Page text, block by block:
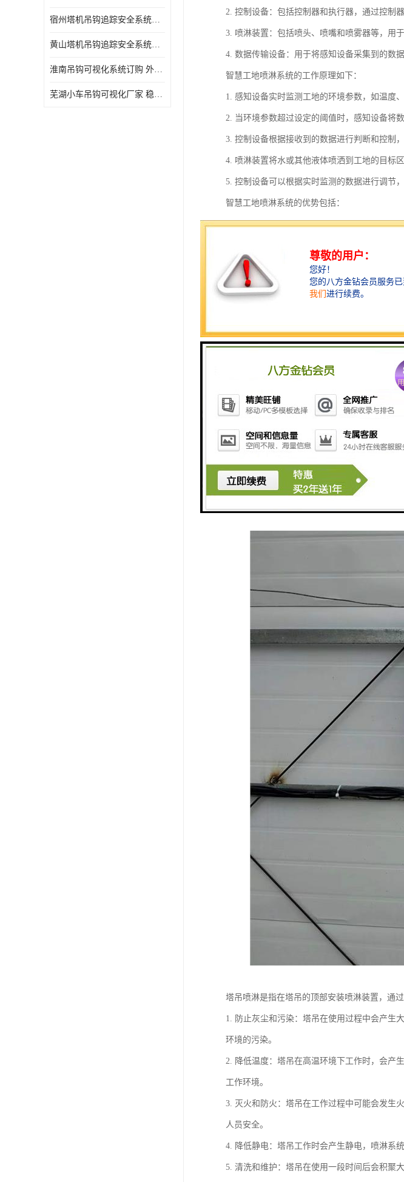
宿州塔机吊钩追踪安全系统厂家 提高工作效率 结构清晰稳定
黄山塔机吊钩追踪安全系统价格 可远程查看 减少盲吊引发的事故
淮南吊钩可视化系统订购 外观简洁大方 体积小 占用空间小
芜湖小车吊钩可视化厂家 稳定性高 可视吊装 降低盲吊风险
2. 控制设备：包括控制器和执行器，通过控制
3. 喷淋装置：包括喷头、喷嘴和喷雾器等，用
4. 数据传输设备：用于将感知设备采集到的数
智慧工地喷淋系统的工作原理如下：
1. 感知设备实时监测工地的环境参数，如温度
2. 当环境参数超过设定的阈值时，感知设备将
3. 控制设备根据接收到的数据进行判断和控制
4. 喷淋装置将水或其他液体喷洒到工地的目标
5. 控制设备可以根据实时监测的数据进行调节
智慧工地喷淋系统的优势包括：
1. 实时监测：可以实时监测工地的环境参数，
3. 节能环保：可以根据实时监测的数据进行调
4. 提高工作效率：可以快速响应和处理工地的
总之，智慧工地喷淋系统通过物联网和传感器
塔吊喷淋是指在塔吊上安装喷淋装置，用于进
1. 节能：塔吊喷淋采用高压喷嘴，喷射出细密
2. 多功能性：塔吊喷淋可以根据不同的需求进
3. 广泛应用：塔吊喷淋广泛应用于建筑工地、
4. 灵活性：塔吊喷淋可以根据需要进行调整，
5. 安全可靠：塔吊喷淋采用的喷淋装置和控制
总的来说，塔吊喷淋具有节能、多功能性、广
塔吊喷淋是指在塔吊的顶部安装喷淋装置，通
1. 防止灰尘和污染：塔吊在使用过程中会产生
环境的污染。
2. 降低温度：塔吊在高温环境下工作时，会产
工作环境。
3. 灭火和防火：塔吊在工作过程中可能会发生
人员安全。
4. 降低静电：塔吊工作时会产生静电，喷淋系
5. 清洗和维护：塔吊在使用一段时间后会积聚